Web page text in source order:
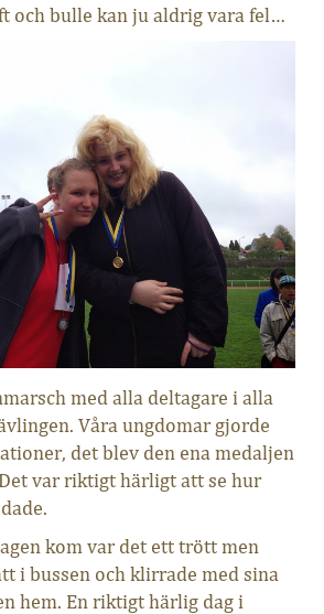
och bulle kan ju aldrig vara fel…
med alla deltagare i alla
Våra ungdomar gjorde
det blev den ena medaljen
var riktigt härligt att se hur
kom var det ett trött men
i bussen och klirrade med sina
hem. En riktigt härlig dag i